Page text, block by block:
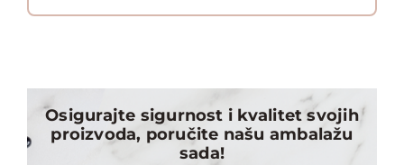
Osigurajte sigurnost i kvalitet svojih
proizvoda, poručite našu ambalažu
sada!